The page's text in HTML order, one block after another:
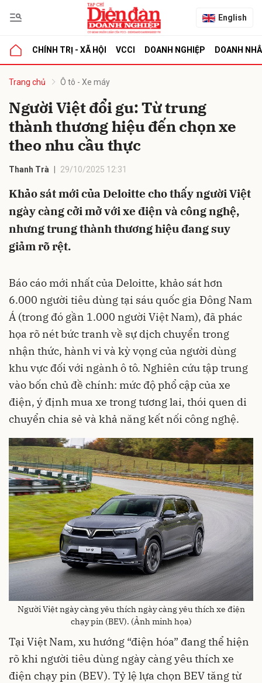
English
CHÍNH TRỊ - XÃ HỘI VCCI DOANH NGHIỆP DOANH
Trang chủ Ô tô - Xe máy
Người Việt đổi gu: Từ trung
thành thương hiệu đến chọn xe
theo nhu cầu thực
Thanh Trà 29/10/2025 12:31
Khảo sát mới của Deloitte cho thấy người Việt
ngày càng cởi mở với xe điện và công nghệ,
nhưng trung thành thương hiệu đang suy
giảm rõ rệt.
Báo cáo mới nhất của Deloitte, khảo sát hơn
6.000 người tiêu dùng tại sáu quốc gia Đông Nam
Á (trong đó gần 1.000 người Việt Nam), đã phác
họa rõ nét bức tranh về sự dịch chuyển trong
nhận thức, hành vi và kỳ vọng của người dùng
khu vực đối với ngành ô tô. Nghiên cứu tập trung
vào bốn chủ đề chính: mức độ phổ cập của xe
điện, ý định mua xe trong tương lai, thói quen di
chuyển chia sẻ và khả năng kết nối công nghệ.
Người Việt ngày càng yêu thích ngày càng yêu thích xe điện
chạy pin (BEV). (Ảnh minh họa)
Tại Việt Nam, xu hướng “điện hóa” đang thể hiện
rõ khi người tiêu dùng ngày càng yêu thích xe
điện chạy pin (BEV). Tỷ lệ lựa chọn BEV tăng từ
luận
Hủy